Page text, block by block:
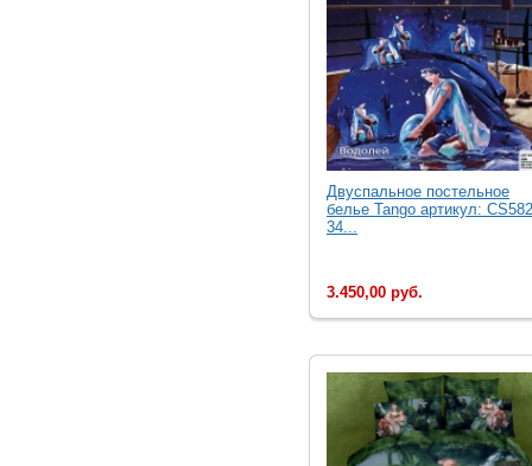
Двуcпальное постельное
белье Tango артикул:
34...
3.450,00 руб.